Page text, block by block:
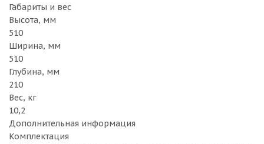
Габариты и вес
Высота, мм
510
Ширина, мм
510
Глубина, мм
210
Вес, кг
10,2
Дополнительная информация
Комплектация